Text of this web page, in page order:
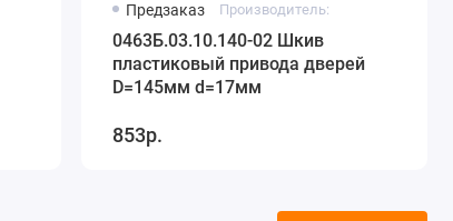
Предзаказ Производитель:
0463Б.03.10.140-02 Шкив
пластиковый привода дверей
D=145мм d=17мм
853р.